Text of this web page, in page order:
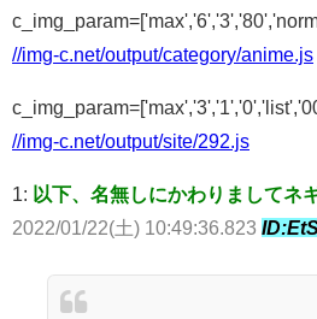
//img-c.net/output/category/anime.js
//img-c.net/output/site/292.js
1: 以下、名無しにかわりましてネ
2022/01/22(土) 10:49:36.823